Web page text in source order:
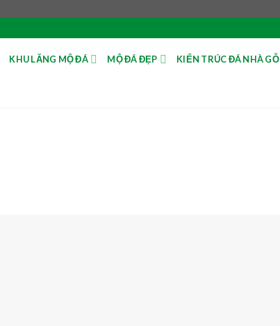
KHU LĂNG MỘ ĐÁ MỘ ĐÁ ĐẸP KIẾN TRÚC ĐÁ NHÀ GỖ